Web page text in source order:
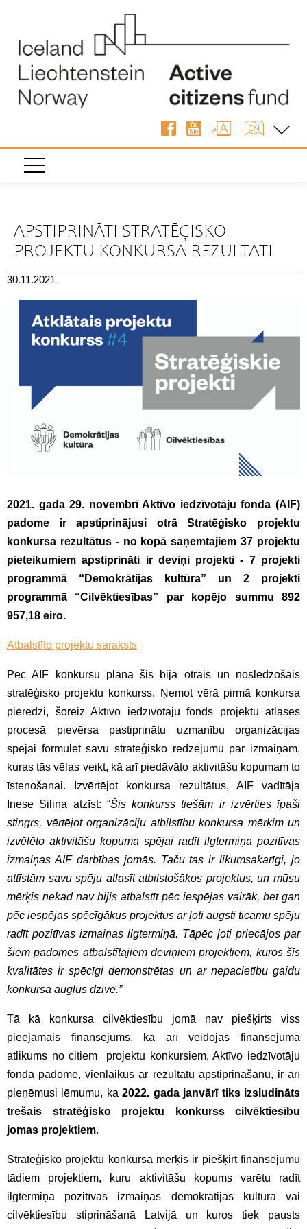
APSTIPRINĀTI STRATĒĢISKO
PROJEKTU KONKURSA REZULTĀTI
30.11.2021
2021. gada 29. novembrī Aktīvo iedzīvotāju fonda (AIF)
padome ir apstiprinājusi otrā Stratēģisko projektu
konkursa rezultātus - no kopā saņemtajiem 37 projektu
pieteikumiem apstiprināti ir deviņi projekti - 7 projekti
programmā “Demokrātijas kultūra” un 2 projekti
programmā “Cilvēktiesības” par kopējo summu 892
957,18 eiro.
Atbalstīto projektu saraksts
Pēc AIF konkursu plāna šis bija otrais un noslēdzošais
stratēģisko projektu konkurss. Ņemot vērā pirmā konkursa
pieredzi, šoreiz Aktīvo iedzīvotāju fonds projektu atlases
procesā pievērsa pastiprinātu uzmanību organizācijas
spējai formulēt savu stratēģisko redzējumu par izmaiņām,
kuras tās vēlas veikt, kā arī piedāvāto aktivitāšu kopumam to
īstenošanai. Izvērtējot konkursa rezultātus, AIF vadītāja
Inese Siliņa atzīst: “Šis konkurss tiešām ir izvērties īpaši
stingrs, vērtējot organizāciju atbilstību konkursa mērķim un
izvēlēto aktivitāšu kopuma spējai radīt ilgtermiņa pozitīvas
izmaiņas AIF darbības jomās. Taču tas ir likumsakarīgi, jo
attīstām savu spēju atlasīt atbilstošākos projektus, un mūsu
mērķis nekad nav bijis atbalstīt pēc iespējas vairāk, bet gan
pēc iespējas spēcīgākus projektus ar ļoti augsti ticamu spēju
radīt pozitīvas izmaiņas ilgtermiņā. Tāpēc ļoti priecājos par
šiem padomes atbalstītajiem deviņiem projektiem, kuros šīs
kvalitātes ir spēcīgi demonstrētas un ar nepacietību gaidu
konkursa augļus dzīvē.”
Tā kā konkursa cilvēktiesību jomā nav piešķirts viss
pieejamais finansējums, kā arī veidojas finansējuma
atlikums no citiem projektu konkursiem, Aktīvo iedzīvotāju
fonda padome, vienlaikus ar rezultātu apstiprināšanu, ir arī
pieņēmusi lēmumu, ka2022. gada janvārī tiks izsludināts
trešais stratēģisko projektu konkurss cilvēktiesību
jomas projektiem.
Stratēģisko projektu konkursa mērķis ir piešķirt finansējumu
tādiem projektiem, kuru aktivitāšu kopums varētu radīt
ilgtermiņa pozitīvas izmaiņas demokrātijas kultūrā vai
cilvēktiesību stiprināšanā Latvijā un kuros tiek pausts